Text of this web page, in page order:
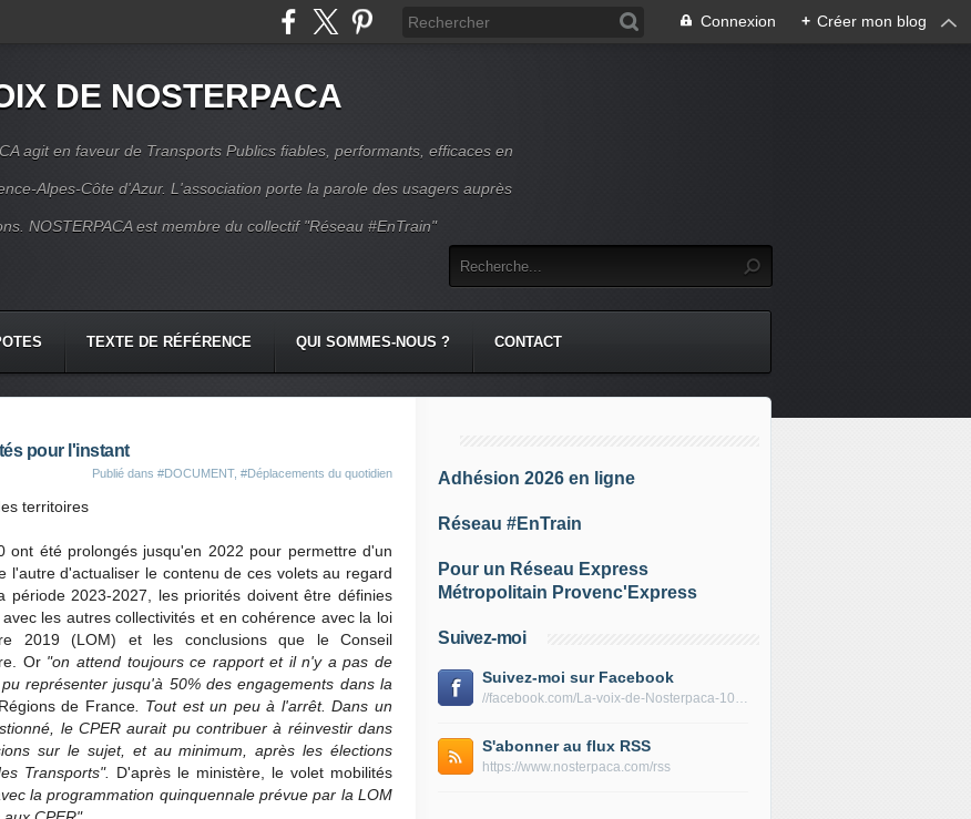
Connexion + Créer mon blog
DE NOSTERPACA
agit en faveur de Transports Publics fiables, performants, efficaces en
Alpes-Côte d'Azur. L'association porte la parole des usagers auprès
NOSTERPACA est membre du collectif "Réseau #EnTrain"
TEXTE DE RÉFÉRENCE QUI SOMMES-NOUS ? CONTACT
pour l'instant
Publié dans #DOCUMENT, #Déplacements du quotidien
territoires
ont été prolongés jusqu'en 2022 pour permettre d'un
l'autre d'actualiser le contenu de ces volets au regard
période 2023-2027, les priorités doivent être définies
les autres collectivités et en cohérence avec la loi
2019 (LOM) et les conclusions que le Conseil
Or"on attend toujours ce rapport et il n'y a pas de
représenter jusqu'à 50% des engagements dans la
de France. Tout est un peu à l'arrêt. Dans un
le CPER aurait pu contribuer à réinvestir dans
sur le sujet, et au minimum, après les élections
Transports". D'après le ministère, le volet mobilités
la programmation quinquennale prévue par la LOM
Adhésion 2026 en ligne
Réseau #EnTrain
Pour un Réseau Express
Métropolitain Provenc'Express
Suivez-moi
Suivez-moi sur Facebook
//facebook.com/La-voix-de-Nosterpaca-106434384284735
S'abonner au flux RSS
https://www.nosterpaca.com/rss